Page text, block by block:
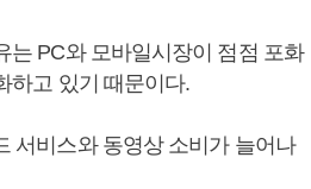
는 PC와 모바일시장이 점점 포화
하고 있기 때문이다.
서비스와 동영상 소비가 늘어나